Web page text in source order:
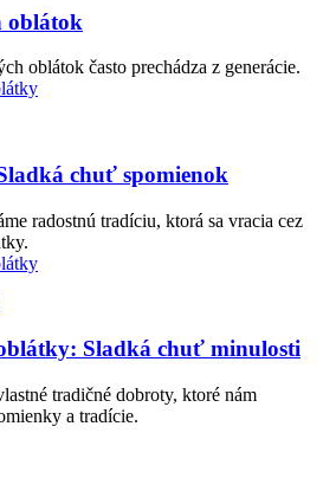
oblátok
oblátok často prechádza z generácie.
chuť spomienok
radostnú tradíciu, ktorá sa vracia cez
Sladká chuť minulosti
tradičné dobroty, ktoré nám
a tradície.